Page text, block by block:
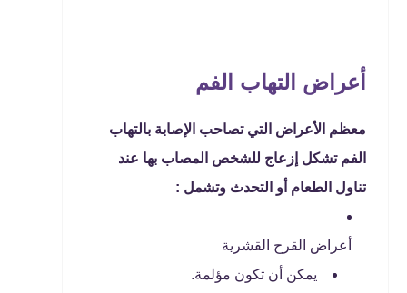
أعراض التهاب الفم
معظم الأعراض التي تصاحب الإصابة بالتهاب
الفم تشكل إزعاج للشخص المصاب بها عند
تناول الطعام أو التحدث وتشمل :
أعراض القرح القشرية
يمكن أن تكون مؤلمة.